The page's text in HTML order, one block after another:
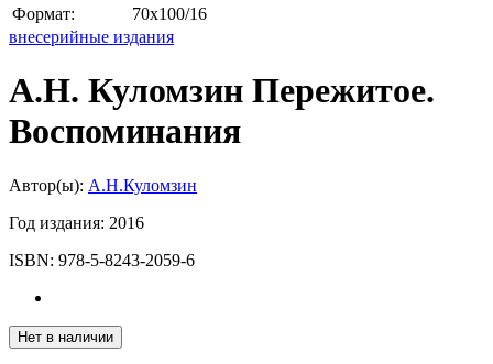
Формат:
70х100/16
внесерийные издания
А.Н. Куломзин Пережитое.
Воспоминания
Автор(ы): А.Н.Куломзин
Год издания: 2016
ISBN: 978-5-8243-2059-6
Нет в наличии